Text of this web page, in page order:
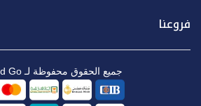
فروعنا
جميع الحقوق محفوظة لـ Next and Go